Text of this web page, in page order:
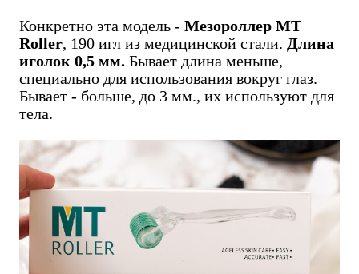
Конкретно эта модель - Мезороллер MT
Roller, 190 игл из медицинской стали. Длина
иголок 0,5 мм. Бывает длина меньше,
специально для использования вокруг глаз.
Бывает - больше, до 3 мм., их используют для
тела.